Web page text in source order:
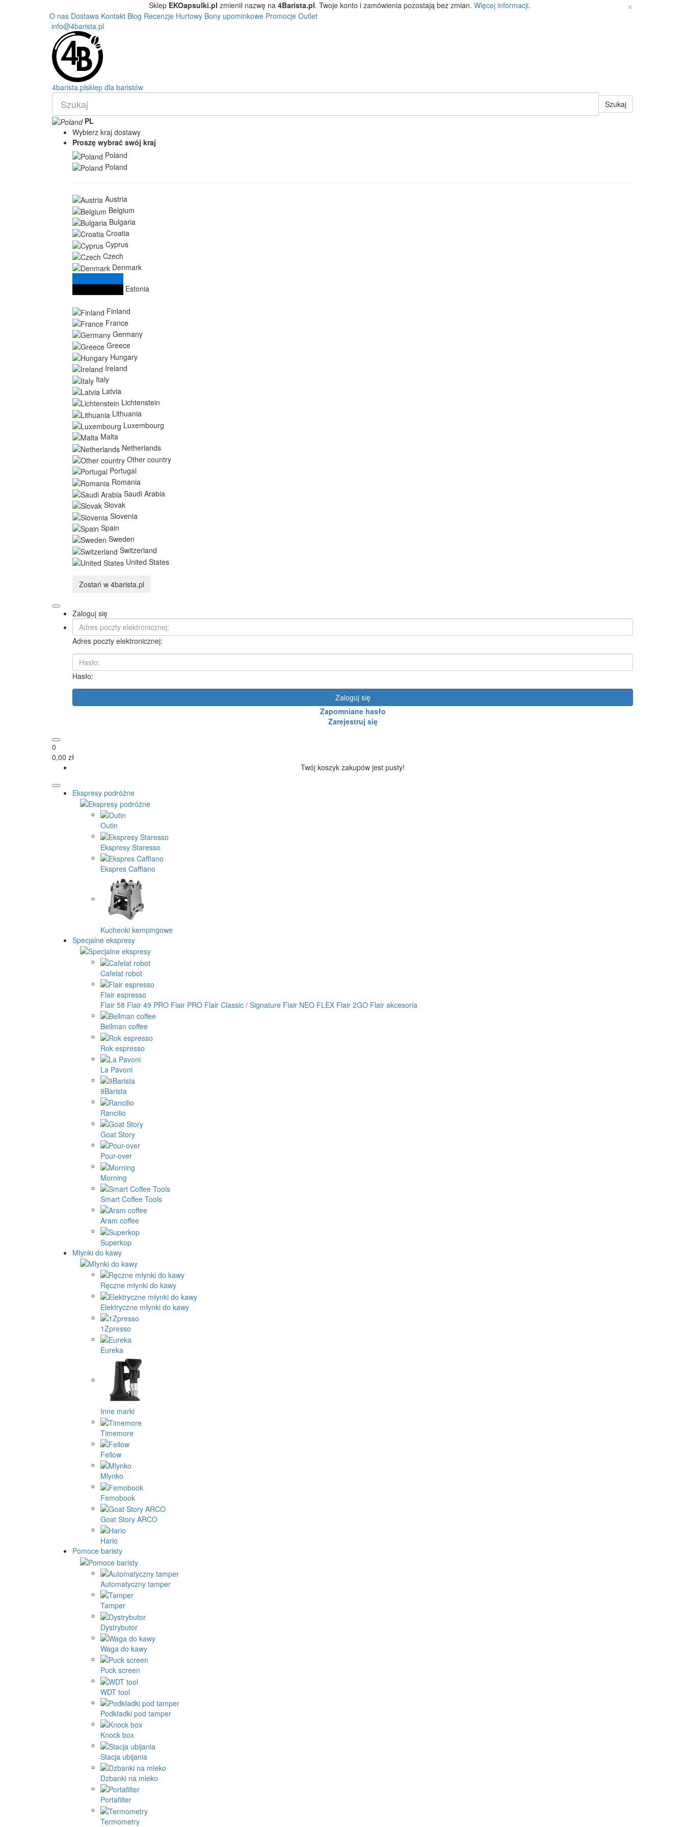
Sklep EKOapsulki.pl zmienił nazwę na 4Barista.pl. Twoje konto i zamówienia pozostają bez zmian. Więcej informacji. ×
O nas Dostawa Kontakt Blog Recenzje Hurtowy Bony upominkowe Promocje Outlet
info@4barista.pl
4barista.plsklep dla baristów
Szukaj
PL
Wybierz kraj dostawy
Proszę wybrać swój kraj
Poland
Poland
Austria
Belgium
Bulgaria
Croatia
Cyprus
Czech
Denmark
Estonia
Finland
France
Germany
Greece
Hungary
Ireland
Italy
Latvia
Lichtenstein
Lithuania
Luxembourg
Malta
Netherlands
Other country
Portugal
Romania
Saudi Arabia
Slovak
Slovenia
Spain
Sweden
Switzerland
United States
Zostań w 4barista.pl
Zaloguj się
Adres poczty elektronicznej:
Hasło:
Zaloguj się
Zapomniane hasło
Zarejestruj się
0
0,00 zł
Twój koszyk zakupów jest pusty!
Ekspresy podróżne
Outin
Ekspresy Staresso
Ekspres Cafflano
Kuchenki kempingowe
Specjalne ekspresy
Cafelat robot
Flair espresso
Flair 58 Flair 49 PRO Flair PRO Flair Classic / Signature Flair NEO FLEX Flair 2GO Flair akcesoria
Bellman coffee
Rok espresso
La Pavoni
9Barista
Rancilio
Goat Story
Pour-over
Morning
Smart Coffee Tools
Aram coffee
Superkop
Młynki do kawy
Ręczne młynki do kawy
Elektryczne młynki do kawy
1Zpresso
Eureka
Inne marki
Timemore
Fellow
Mlynko
Femobook
Goat Story ARCO
Hario
Pomoce baristy
Automatyczny tamper
Tamper
Dystrybutor
Waga do kawy
Puck screen
WDT tool
Podkładki pod tamper
Knock box
Stacja ubijania
Dzbanki na mleko
Portafilter
Termometry